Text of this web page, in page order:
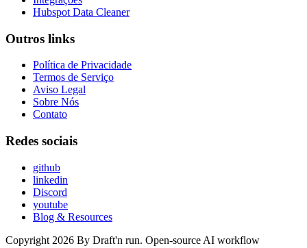
Hubspot Data Cleaner
Outros links
Política de Privacidade
Termos de Serviço
Aviso Legal
Sobre Nós
Contato
Redes sociais
github
linkedin
Discord
youtube
Blog & Resources
Copyright 2026 By Draft'n run. Open-source AI workflow